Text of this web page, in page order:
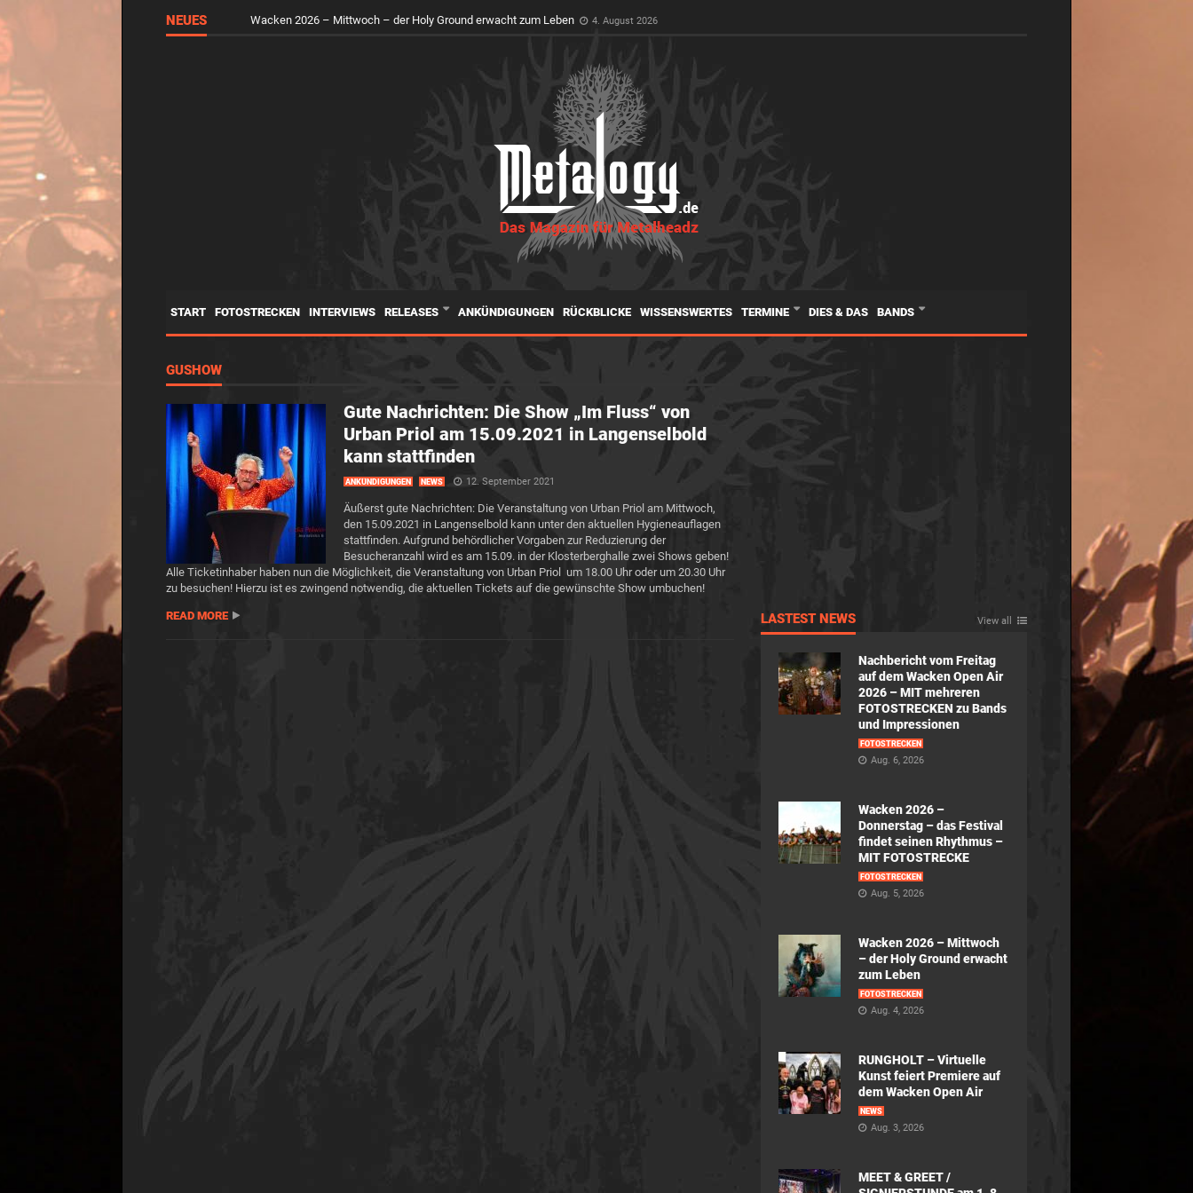
NEUES Wacken 2026 – Mittwoch – der Holy Ground erwacht zum Leben 4. August 2026
START FOTOSTRECKEN INTERVIEWS RELEASES ANKÜNDIGUNGEN RÜCKBLICKE WISSENSWERTES TERMINE DIES & DAS BANDS
GUSHOW
Gute Nachrichten: Die Show „Im Fluss“ von
Urban Priol am 15.09.2021 in Langenselbold
kann stattfinden
ANKÜNDIGUNGEN NEWS 12. September 2021
Äußerst gute Nachrichten: Die Veranstaltung von Urban Priol am Mittwoch,
den 15.09.2021 in Langenselbold kann unter den aktuellen Hygieneauflagen
stattfinden. Aufgrund behördlicher Vorgaben zur Reduzierung der
Besucheranzahl wird es am 15.09. in der Klosterberghalle zwei Shows geben!
Alle Ticketinhaber haben nun die Möglichkeit, die Veranstaltung von Urban Priol um 18.00 Uhr oder um 20.30 Uhr
zu besuchen! Hierzu ist es zwingend notwendig, die aktuellen Tickets auf die gewünschte Show umbuchen!
READ MORE LASTEST NEWS View all
Nachbericht vom Freitag
auf dem Wacken Open Air
2026 – MIT mehreren
FOTOSTRECKEN zu Bands
und Impressionen
FOTOSTRECKEN
Aug. 6, 2026
Wacken 2026 –
Donnerstag – das Festival
findet seinen Rhythmus –
MIT FOTOSTRECKE
FOTOSTRECKEN
Aug. 5, 2026
Wacken 2026 – Mittwoch
– der Holy Ground erwacht
zum Leben
FOTOSTRECKEN
Aug. 4, 2026
RUNGHOLT – Virtuelle
Kunst feiert Premiere auf
dem Wacken Open Air
NEWS
Aug. 3, 2026
MEET & GREET /